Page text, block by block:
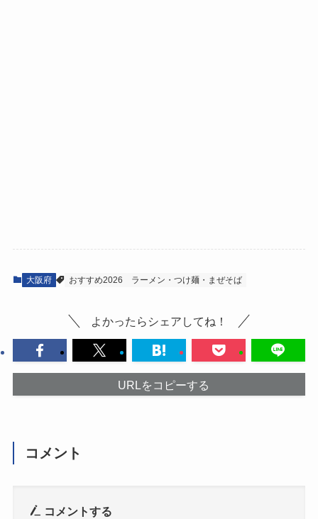
大阪府 おすすめ2026 ラーメン・つけ麺・まぜそば
よかったらシェアしてね！
URLをコピーする
コメント
コメントする